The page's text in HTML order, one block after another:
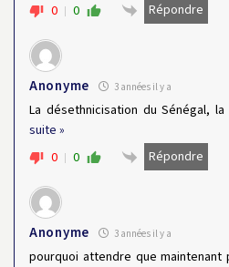
0
0 Répondre
Anonyme 3 années il y a
La désethnicisation du Sénégal,
suite »
0
0 Répondre
Anonyme 3 années il y a
pourquoi attendre que maintenant